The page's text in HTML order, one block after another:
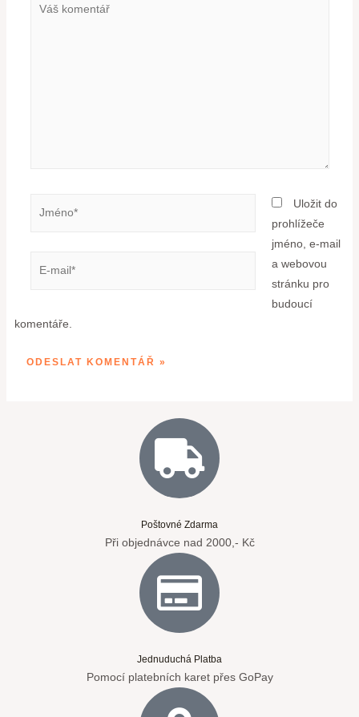
Uložit do
prohlížeče
jméno, e-mail
a webovou
stránku pro
budoucí
komentáře.
Poštovné Zdarma
Při objednávce nad 2000,- Kč
Jednuduchá Platba
Pomocí platebních karet přes GoPay